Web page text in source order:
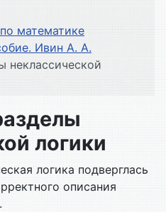
математике
Ивин А. А.
неклассической
логики
логика подверглась
описания